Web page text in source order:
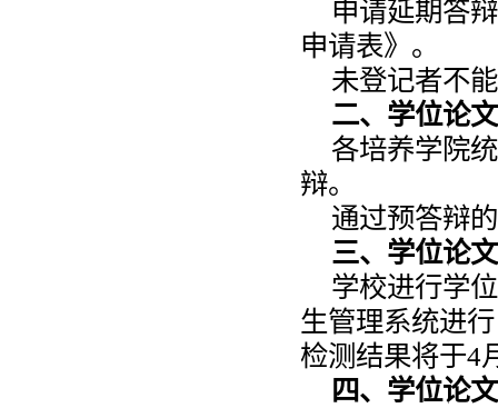
申请延期答
申请表》。
未登记者不
二、学位论
各培养学院
辩。
通过预答辩
三、学位论
学校进行学
生管理系统进
检测结果将于4
四、学位论